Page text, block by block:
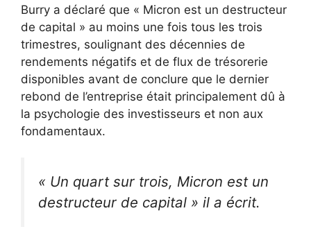
Burry a déclaré que « Micron est un destructeur
de capital » au moins une fois tous les trois
trimestres, soulignant des décennies de
rendements négatifs et de flux de trésorerie
disponibles avant de conclure que le dernier
rebond de l’entreprise était principalement dû à
la psychologie des investisseurs et non aux
fondamentaux.
« Un quart sur trois, Micron est un
destructeur de capital » il a écrit.